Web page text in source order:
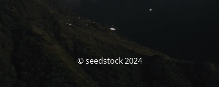
© seedstock 2024